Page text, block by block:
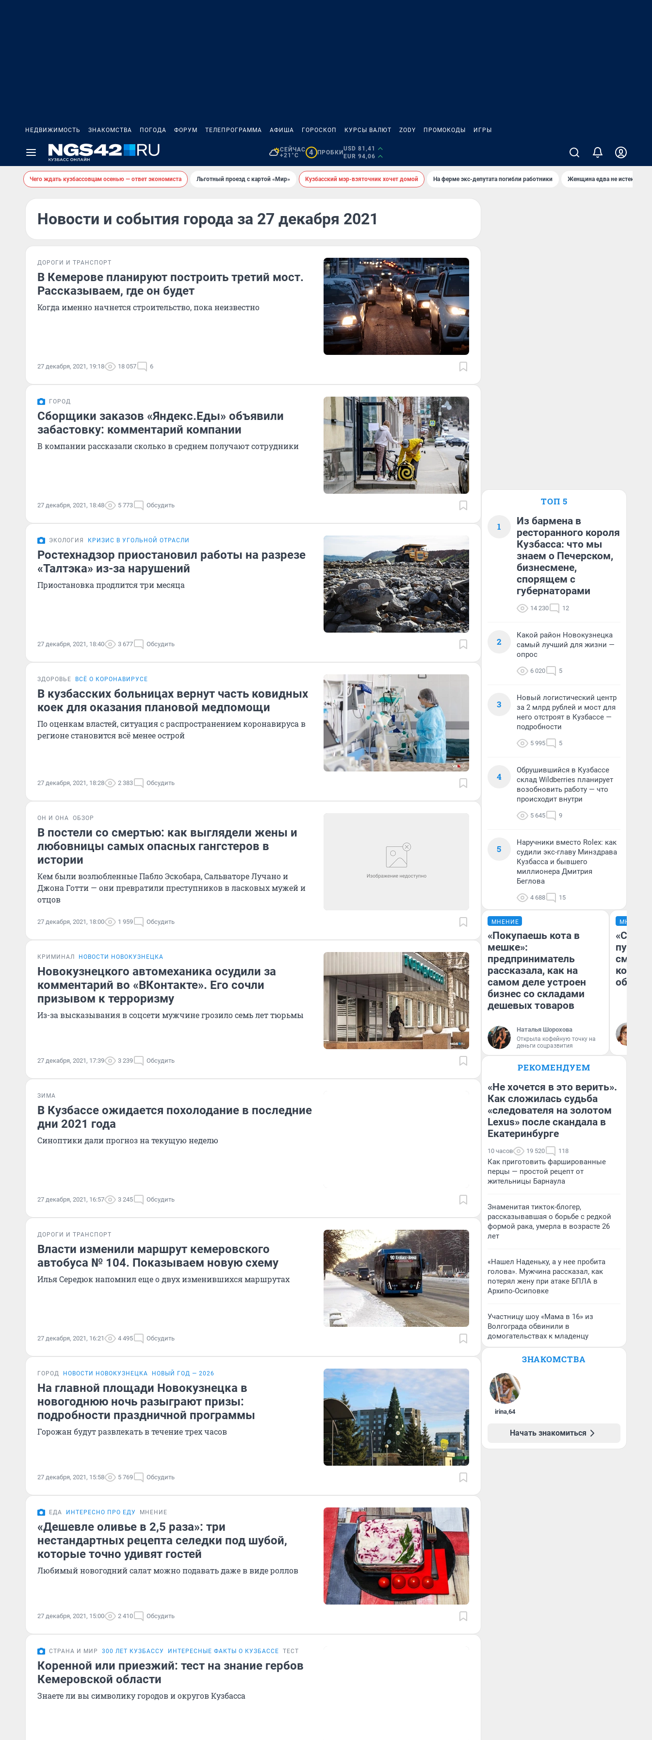
НЕДВИЖИМОСТЬ ЗНАКОМСТВА ПОГОДА ФОРУМ ТЕЛЕПРОГРАММА АФИША ГОРОСКОП КУРСЫ ВАЛЮТ ZODY ПРОМОКОДЫ ИГРЫ
СЕЙЧАС
+21°C
4 ПРОБКИ
USD 81,41
EUR 94,06
Чего ждать кузбассовцам осенью — ответ экономиста Льготный проезд с картой «Мир» Кузбасский мэр-взяточник хочет домой На ферме экс-депутата погибли работники Женщина едва не истекла
Новости и события города за 27 декабря 2021
ДОРОГИ И ТРАНСПОРТ
В Кемерове планируют построить третий мост.
Рассказываем, где он будет
Когда именно начнется строительство, пока неизвестно
27 декабря, 2021, 19:18 18 057 6
ГОРОД
Сборщики заказов «Яндекс.Еды» объявили
забастовку: комментарий компании
В компании рассказали сколько в среднем получают сотрудники
27 декабря, 2021, 18:48 5 773 Обсудить
ЭКОЛОГИЯ КРИЗИС В УГОЛЬНОЙ ОТРАСЛИ
Ростехнадзор приостановил работы на разрезе
«Талтэка» из-за нарушений
Приостановка продлится три месяца
27 декабря, 2021, 18:40 3 677 Обсудить
ЗДОРОВЬЕ ВСЁ О КОРОНАВИРУСЕ
В кузбасских больницах вернут часть ковидных
коек для оказания плановой медпомощи
По оценкам властей, ситуация с распространением коронавируса в
регионе становится всё менее острой
27 декабря, 2021, 18:28 2 383 Обсудить
ОН И ОНА ОБЗОР
В постели со смертью: как выглядели жены и
любовницы самых опасных гангстеров в
истории
Кем были возлюбленные Пабло Эскобара, Сальваторе Лучано и
Джона Готти — они превратили преступников в ласковых мужей и
отцов
27 декабря, 2021, 18:00 1 959 Обсудить
КРИМИНАЛ НОВОСТИ НОВОКУЗНЕЦКА
Новокузнецкого автомеханика осудили за
комментарий во «ВКонтакте». Его сочли
призывом к терроризму
Из-за высказывания в соцсети мужчине грозило семь лет тюрьмы
27 декабря, 2021, 17:39 3 239 Обсудить
ЗИМА
В Кузбассе ожидается похолодание в последние
дни 2021 года
Синоптики дали прогноз на текущую неделю
27 декабря, 2021, 16:57 3 245 Обсудить
ДОРОГИ И ТРАНСПОРТ
Власти изменили маршрут кемеровского
автобуса № 104. Показываем новую схему
Илья Середюк напомнил еще о двух изменившихся маршрутах
27 декабря, 2021, 16:21 4 495 Обсудить
ГОРОД НОВОСТИ НОВОКУЗНЕЦКА НОВЫЙ ГОД — 2026
На главной площади Новокузнецка в
новогоднюю ночь разыграют призы:
подробности праздничной программы
Горожан будут развлекать в течение трех часов
27 декабря, 2021, 15:58 5 769 Обсудить
ЕДА ИНТЕРЕСНО ПРО ЕДУ МНЕНИЕ
«Дешевле оливье в 2,5 раза»: три
нестандартных рецепта селедки под шубой,
которые точно удивят гостей
Любимый новогодний салат можно подавать даже в виде роллов
27 декабря, 2021, 15:00 2 410 Обсудить
СТРАНА И МИР 300 ЛЕТ КУЗБАССУ ИНТЕРЕСНЫЕ ФАКТЫ О КУЗБАССЕ ТЕСТ
Коренной или приезжий: тест на знание гербов
Кемеровской области
Знаете ли вы символику городов и округов Кузбасса
ТОП 5
1
Из бармена в
ресторанного короля
Кузбасса: что мы
знаем о Печерском,
бизнесмене,
спорящем с
губернаторами
14 230 12
2
Какой район Новокузнецка
самый лучший для жизни —
опрос
6 020 5
3
Новый логистический центр
за 2 млрд рублей и мост для
него отстроят в Кузбассе —
подробности
5 995 5
4
Обрушившийся в Кузбассе
склад Wildberries планирует
возобновить работу — что
происходит внутри
5 645 9
5
Наручники вместо Rolex: как
судили экс-главу Минздрава
Кузбасса и бывшего
миллионера Дмитрия
Беглова
4 688 15
МНЕНИЕ
«Покупаешь кота в
мешке»:
предприниматель
рассказала, как на
самом деле устроен
бизнес со складами
дешевых товаров
Наталья Шорохова
Открыла кофейную точку на
деньги соцразвития
МНЕНИЕ
РЕКОМЕНДУЕМ
«Не хочется в это верить».
Как сложилась судьба
«следователя на золотом
Lexus» после скандала в
Екатеринбурге
10 часов 19 520 118
Как приготовить фаршированные
перцы — простой рецепт от
жительницы Барнаула
Знаменитая тикток-блогер,
рассказывавшая о борьбе с редкой
формой рака, умерла в возрасте 26
лет
«Нашел Наденьку, а у нее пробита
голова». Мужчина рассказал, как
потерял жену при атаке БПЛА в
Архипо-Осиповке
Участницу шоу «Мама в 16» из
Волгограда обвинили в
домогательствах к младенцу
ЗНАКОМСТВА
irina,64
Начать знакомиться